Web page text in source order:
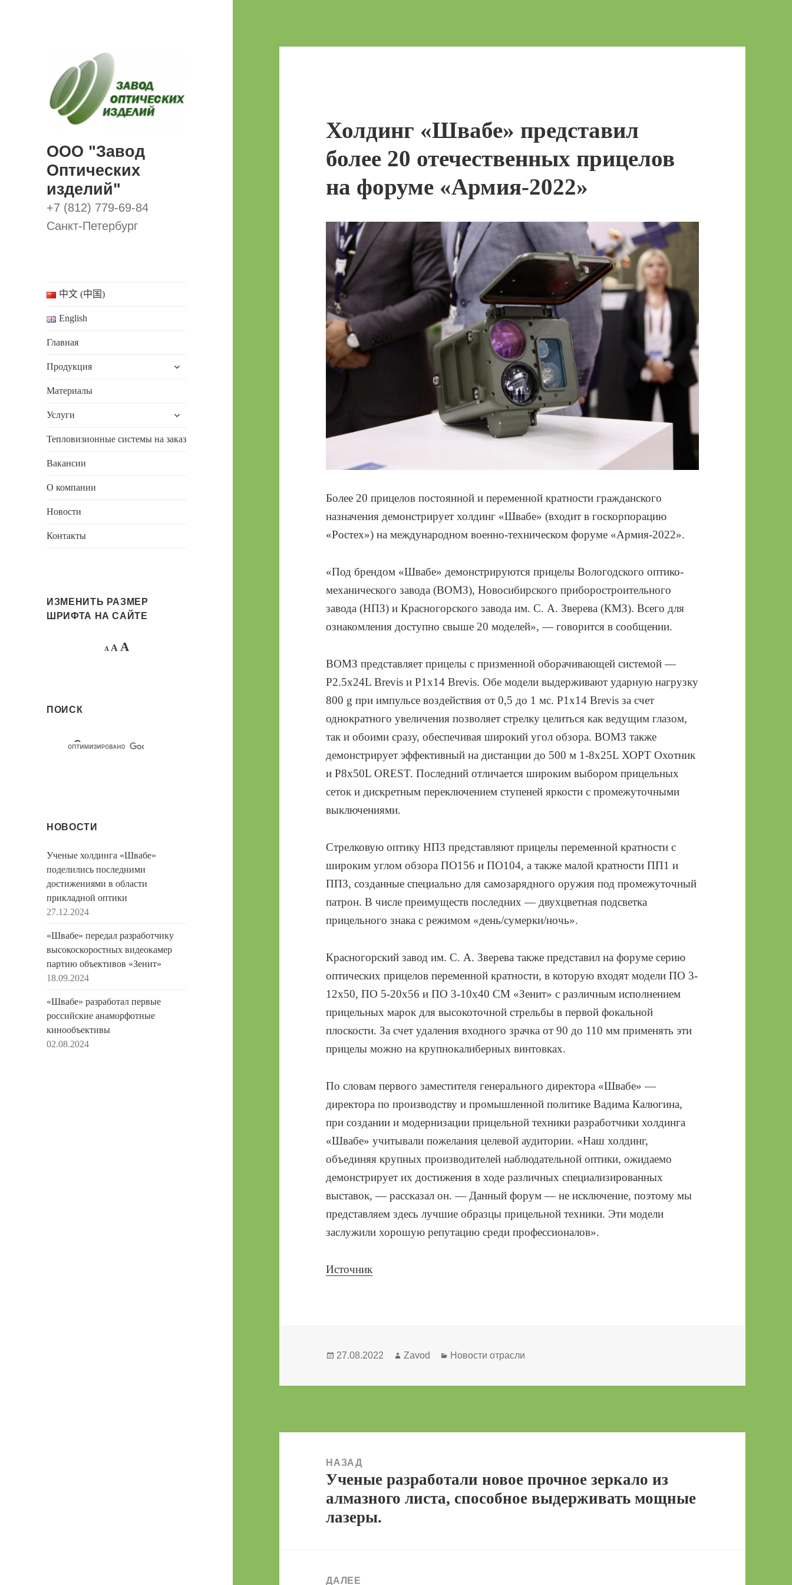
ООО "Завод
Оптических
изделий"
+7 (812) 779-69-84
Санкт-Петербург
中文 (中国)
English
Главная
Продукция
дочернее
Материалы
Услуги
дочернее
Тепловизионные системы на заказ
Вакансии
О компании
Новости
Контакты
ИЗМЕНИТЬ РАЗМЕР
ШРИФТА НА САЙТЕ
A
Decrease
font
A Reset
AIncrease
ПОИСК
НОВОСТИ
Ученые холдинга «Швабе»
поделились последними
достижениями в области
прикладной оптики
27.12.2024
«Швабе» передал разработчику
высокоскоростных видеокамер
партию объективов «Зенит»
18.09.2024
«Швабе» разработал первые
российские анаморфотные
кинообъективы
02.08.2024
Холдинг «Швабе» представил
более 20 отечественных прицелов
на форуме «Армия-2022»
Более 20 прицелов постоянной и переменной кратности гражданского
назначения демонстрирует холдинг «Швабе» (входит в госкорпорацию
«Ростех») на международном военно-техническом форуме «Армия-2022».
«Под брендом «Швабе» демонстрируются прицелы Вологодского оптико-
механического завода (ВОМЗ), Новосибирского приборостроительного
завода (НПЗ) и Красногорского завода им. С. А. Зверева (КМЗ). Всего для
ознакомления доступно свыше 20 моделей», — говорится в сообщении.
ВОМЗ представляет прицелы с призменной оборачивающей системой —
P2.5x24L Brevis и P1x14 Brevis. Обе модели выдерживают ударную нагрузку
800 g при импульсе воздействия от 0,5 до 1 мс. P1x14 Brevis за счет
однократного увеличения позволяет стрелку целиться как ведущим глазом,
так и обоими сразу, обеспечивая широкий угол обзора. ВОМЗ также
демонстрирует эффективный на дистанции до 500 м 1-8x25L ХОРТ Охотник
и P8x50L OREST. Последний отличается широким выбором прицельных
сеток и дискретным переключением ступеней яркости с промежуточными
выключениями.
Стрелковую оптику НПЗ представляют прицелы переменной кратности с
широким углом обзора ПО156 и ПО104, а также малой кратности ПП1 и
ПП3, созданные специально для самозарядного оружия под промежуточный
патрон. В числе преимуществ последних — двухцветная подсветка
прицельного знака с режимом «день/сумерки/ночь».
Красногорский завод им. С. А. Зверева также представил на форуме серию
оптических прицелов переменной кратности, в которую входят модели ПО 3-
12х50, ПО 5-20х56 и ПО 3-10х40 СМ «Зенит» с различным исполнением
прицельных марок для высокоточной стрельбы в первой фокальной
плоскости. За счет удаления входного зрачка от 90 до 110 мм применять эти
прицелы можно на крупнокалиберных винтовках.
По словам первого заместителя генерального директора «Швабе» —
директора по производству и промышленной политике Вадима Калюгина,
при создании и модернизации прицельной техники разработчики холдинга
«Швабе» учитывали пожелания целевой аудитории. «Наш холдинг,
объединяя крупных производителей наблюдательной оптики, ожидаемо
демонстрирует их достижения в ходе различных специализированных
выставок, — рассказал он. — Данный форум — не исключение, поэтому мы
представляем здесь лучшие образцы прицельной техники. Эти модели
заслужили хорошую репутацию среди профессионалов».
Источник
Опубликовано
27.08.2022 Автор
Zavod Рубрики
Новости отрасли
НАЗАД
Предыдущая
запись:
Ученые разработали новое прочное зеркало из
алмазного листа, способное выдерживать мощные
лазеры.
ДАЛЕЕ